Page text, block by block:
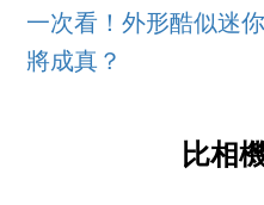
一次看！外形酷似迷
將成真？
比相